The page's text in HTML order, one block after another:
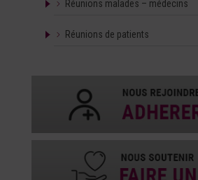
Réunions malades – médecins
Réunions de patients